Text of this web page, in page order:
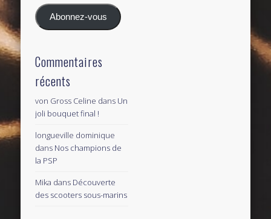
mail
Abonnez-vous
Commentaires
récents
von Gross Celine dans Un
joli bouquet final !
longueville dominique
dans Nos champions de
la PSP
Mika dans Découverte
des scooters sous-marins